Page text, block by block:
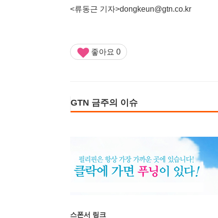
<류동근 기자>dongkeun@gtn.co.kr
좋아요 0
GTN 금주의 이슈
스폰서 링크